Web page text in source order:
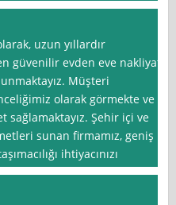
uzun yıllardır
güvenilir evden eve nakliyat
Müşteri
olarak görmekte ve
sağlamaktayız. Şehir içi ve
sunan firmamız, geniş
ihtiyacınızı